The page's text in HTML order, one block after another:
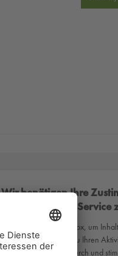
Wir benötigen Ihre
Mapbox-Service
Wir verwenden Mapbox, um
Service kann Daten zu Ihren
lesen Sie die Details durch und